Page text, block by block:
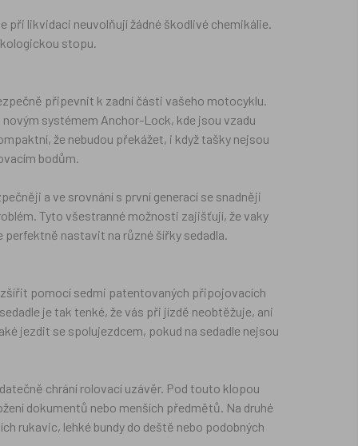
při likvidaci neuvolňují žádné škodlivé chemikálie.
stopu.
připevnit k zadní části vašeho motocyklu.
systémem Anchor-Lock, kde jsou vzadu
že nebudou překážet, i když tašky nejsou
bodům.
a ve srovnání s první generací se snadněji
Tyto všestranné možnosti zajišťují, že vaky
nastavit na různé šířky sedadla.
pomocí sedmi patentovaných připojovacích
je tak tenké, že vás při jízdě neobtěžuje, ani
jezdit se spolujezdcem, pokud na sedadle nejsou
chrání rolovací uzávěr. Pod touto klopou
dokumentů nebo menších předmětů. Na druhé
rukavic, lehké bundy do deště nebo podobných